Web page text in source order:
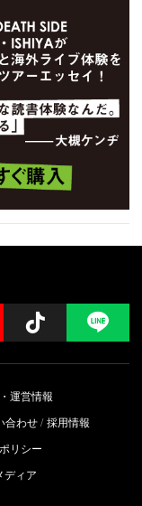
Follow
運営情報
合わせ 採用情報
リシー
ディア